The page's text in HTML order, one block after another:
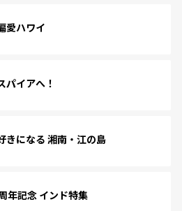
愛ハワイ
パイアへ！
きになる 湘南・江の島
年記念 インド特集